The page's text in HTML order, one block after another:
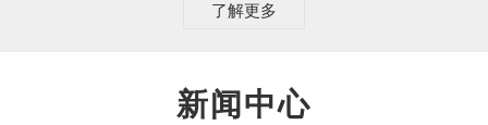
了解更多
新闻中心